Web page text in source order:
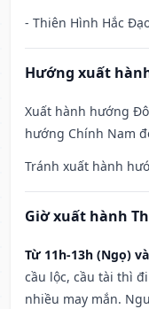
- Thiên Hình Hắc
Hướng xuất
Xuất hành hướng
hướng Chính Nam
Tránh xuất hành
Giờ xuất hành
Từ 11h-13h (Ngọ)
cầu lộc, cầu tài thì
nhiều may mắn.